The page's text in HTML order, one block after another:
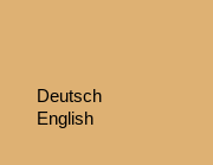
Deutsch
English